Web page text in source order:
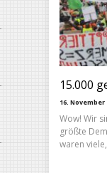
15.000
16. November
Wow! Wir
größte
waren